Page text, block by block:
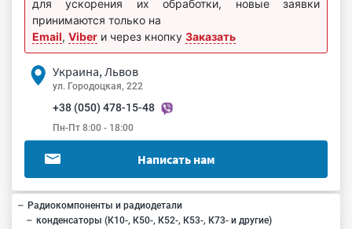
для ускорения их обработки, новые заявки
принимаются только на
Email, Viber и через кнопку Заказать
Украина, Львов
ул. Городоцкая, 222
+38 (050) 478-15-48
Пн-Пт 8:00 - 18:00
Написать нам
Радиокомпоненты и радиодетали
конденсаторы (К10-, К50-, К52-, К53-, К73- и другие)